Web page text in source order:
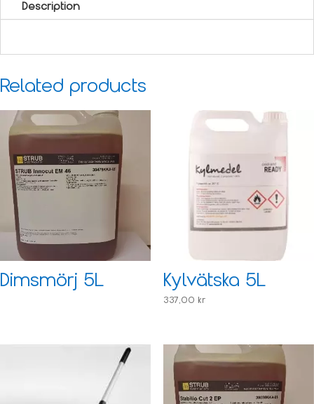
Description
Related products
Dimsmörj 5L Kylvätska 5L
337,00 kr